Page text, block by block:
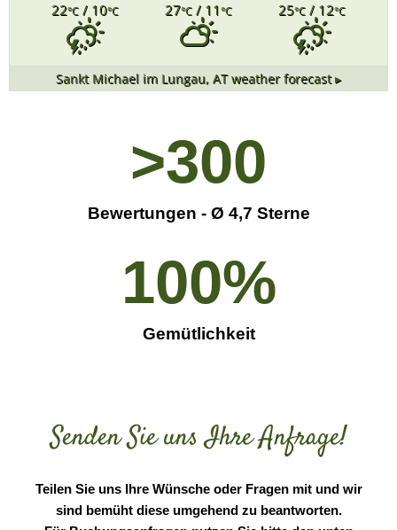
22°C / 10°C 27°C / 11°C 25°C / 12°C
Sankt Michael im Lungau, ATweather forecast ▸
Bewertungen - Ø 4,7 Sterne
>300
Gemütlichkeit
100%
Senden Sie uns Ihre Anfrage!
Teilen Sie uns Ihre Wünsche oder Fragen mit und wir
sind bemüht diese umgehend zu beantworten.